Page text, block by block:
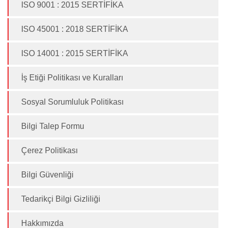
ISO 9001 : 2015 SERTİFİKA
ISO 45001 : 2018 SERTİFİKA
ISO 14001 : 2015 SERTİFİKA
İş Etiği Politikası ve Kuralları
Sosyal Sorumluluk Politikası
Bilgi Talep Formu
Çerez Politikası
Bilgi Güvenliği
Tedarikçi Bilgi Gizliliği
Hakkımızda